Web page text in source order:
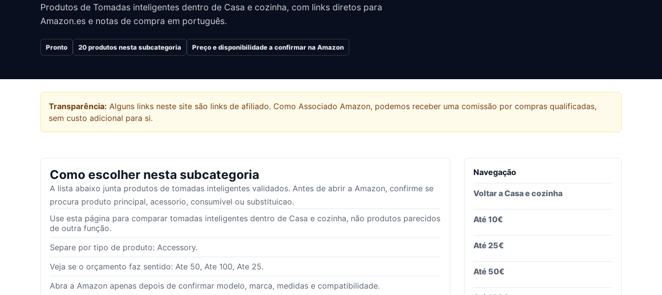
Produtos de Tomadas inteligentes dentro de Casa e cozinha, com links diretos para
Amazon.es e notas de compra em português.
Pronto 20produtos nesta subcategoria Preço e disponibilidade a confirmar na Amazon
Transparência: Alguns links neste site são links de afiliado. Como Associado Amazon, podemos receber uma comissão por compras qualificadas,
sem custo adicional para si.
Como escolher nesta subcategoria
A lista abaixo junta produtos de tomadas inteligentes validados. Antes de abrir a Amazon, confirme se
procura produto principal, acessorio, consumivel ou substituicao.
Use esta página para comparar tomadas inteligentes dentro de Casa e cozinha, não produtos parecidos
de outra função.
Separe por tipo de produto: Accessory.
Veja se o orçamento faz sentido: Ate 50, Ate 100, Ate 25.
Abra a Amazon apenas depois de confirmar modelo, marca, medidas e compatibilidade.
Navegação
Voltar aCasa e cozinha
Até 10€
Até 25€
Até 50€